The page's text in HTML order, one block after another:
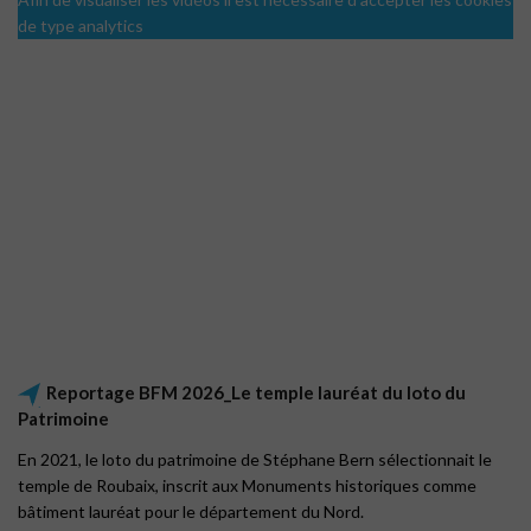
de type analytics
Reportage BFM 2026_Le temple lauréat du loto du
Patrimoine
En 2021, le loto du patrimoine de Stéphane Bern sélectionnait le
temple de Roubaix, inscrit aux Monuments historiques comme
bâtiment lauréat pour le département du Nord.